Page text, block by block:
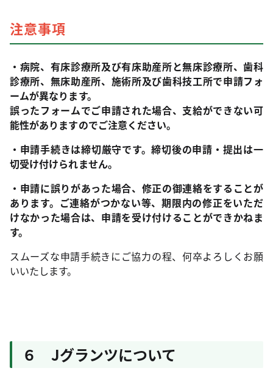
注意事項
・病院、有床診療所及び有床助産所と無床診療所、歯科
診療所、無床助産所、施術所及び歯科技工所で申請フォ
ームが異なります。
誤ったフォームでご申請された場合、支給ができない可
能性がありますのでご注意ください。
・申請手続きは締切厳守です。締切後の申請・提出は一
切受け付けられません。
・申請に誤りがあった場合、修正の御連絡をすることが
あります。ご連絡がつかない等、期限内の修正をいただ
けなかった場合は、申請を受け付けることができかねま
す。
スムーズな申請手続きにご協力の程、何卒よろしくお願
いいたします。
６ Jグランツについて